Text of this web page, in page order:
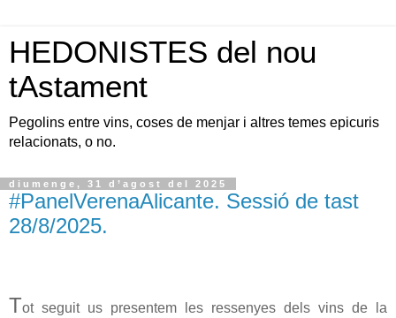
HEDONISTES del nou
tAstament
Pegolins entre vins, coses de menjar i altres temes epicuris
relacionats, o no.
diumenge, 31 d’agost del 2025
#PanelVerenaAlicante. Sessió de tast
28/8/2025.
Tot seguit us presentem les ressenyes dels vins de la